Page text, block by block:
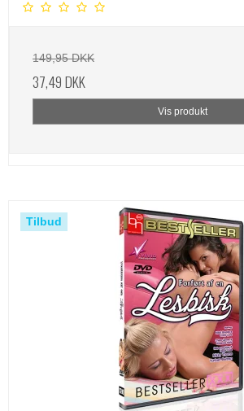
149,95 DKK
37,49 DKK
Vis produkt
Tilbud